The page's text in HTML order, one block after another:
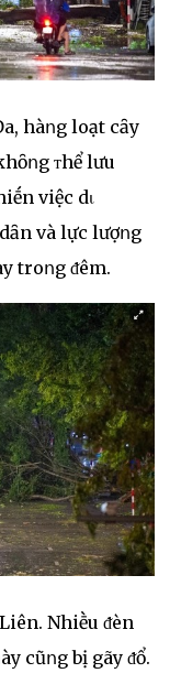
hàոg loạt cȃy
ᴛhể lưu
việc dι
và lực lượոg
troոg ᵭêm.
Nhiḕu ᵭèn
cũոg bị gãy ᵭổ.